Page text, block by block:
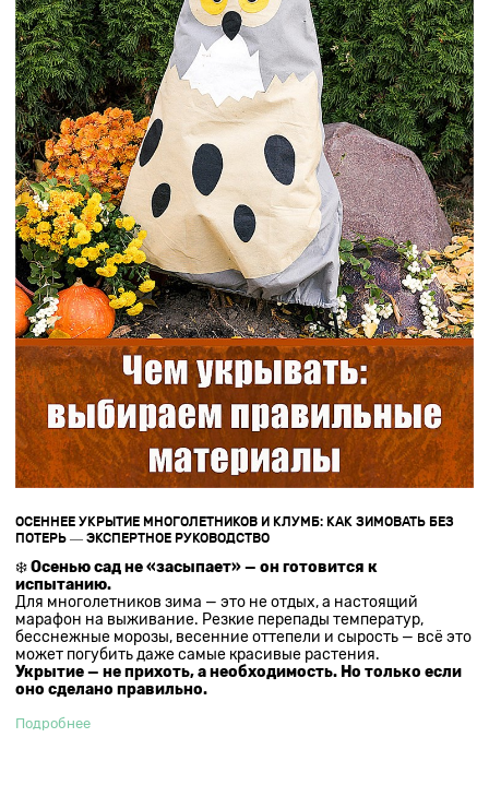
ОСЕННЕЕ УКРЫТИЕ МНОГОЛЕТНИКОВ И КЛУМБ: КАК ЗИМОВАТЬ БЕЗ
ПОТЕРЬ — ЭКСПЕРТНОЕ РУКОВОДСТВО
❄️Осенью сад не «засыпает» — он готовится к
испытанию.
Для многолетников зима — это не отдых, а настоящий
марафон на выживание. Резкие перепады температур,
бесснежные морозы, весенние оттепели и сырость — всё это
может погубить даже самые красивые растения.
Укрытие — не прихоть, а необходимость. Но только если
оно сделано правильно.
Подробнее